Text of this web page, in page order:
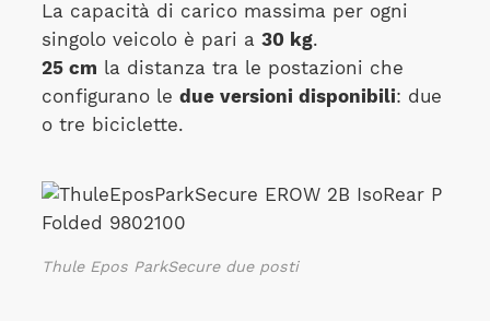
La capacità di carico massima per ogni
singolo veicolo è pari a 30 kg.
25 cm la distanza tra le postazioni che
configurano le due versioni disponibili: due
o tre biciclette.
Thule Epos ParkSecure due posti